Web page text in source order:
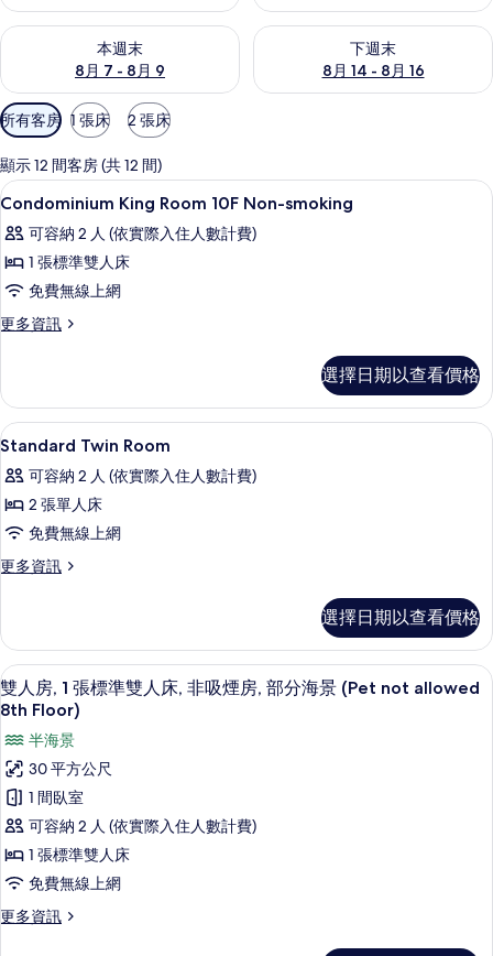
本週末
8月 7 - 8月 9
查看本週末 (8月 7 - 8月 9) 的供應情況
下週末
8月 14 - 8月 16
查看下週末 (8月 14 - 8月 16)
可
用
的
客
房
篩
選
條
所有客房 1 張床 2 張床
顯示 12 間客房 (共 12 間)
顯
示
Condominium
King
Room
10F
的
所
有
相
片
高級寢具、記憶床墊、書桌、筆電工作
1
Condominium King Room 10F Non-smoking
可容納 2 人 (依實際入住人數計費)
1 張標準雙人床
免費無線上網
更多資訊
更
Room
10F
Non-
的
詳
選擇日期以查看價格
顯
示
Standard
Twin
Room
的
相
片
高級寢具、記憶床墊、書桌、筆電工作
1
Standard Twin Room
可容納 2 人 (依實際入住人數計費)
2 張單人床
免費無線上網
更多資訊
更
Room
的
詳
情
選擇日期以查看價格
顯
示
雙
人
房,
張
標
雙
高級寢具、記憶床墊、書桌、筆電工作
17
雙人房, 1 張標準雙人床, 非吸煙房, 部分海景 (Pet not allowed
8th Floor)
半海景
30 平方公尺
1 間臥室
可容納 2 人 (依實際入住人數計費)
1 張標準雙人床
免費無線上網
更多資訊
更